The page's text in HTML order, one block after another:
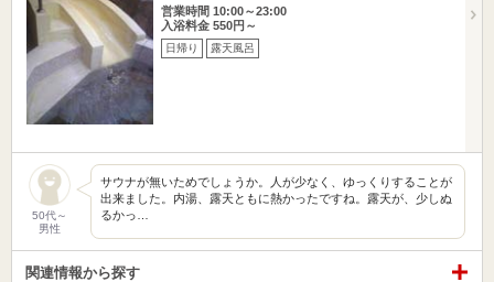
営業時間 10:00～23:00
入浴料金 550円～
日帰り 露天風呂
50代～
男性
サウナが無いためでしょうか。人が少なく、ゆっくりすることが
出来ました。内湯、露天ともに熱かったですね。露天が、少しぬ
るかっ…
関連情報から探す